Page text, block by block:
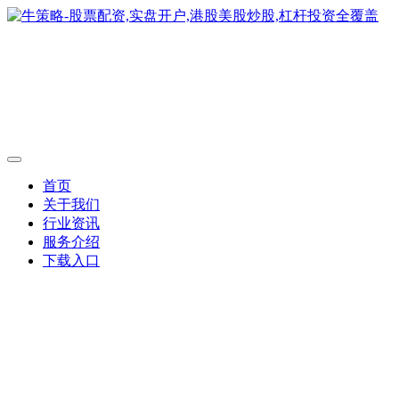
首页
关于我们
行业资讯
服务介绍
下载入口